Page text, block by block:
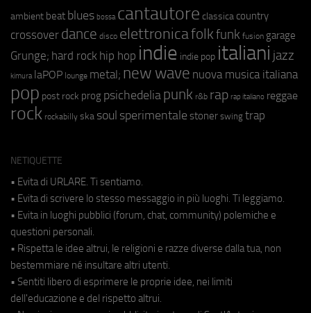
ambient beat blues bossa cantautore classica country
crossover dance disco elettronicafolkfunk fusion garage
Grunge; hard rock hip hop indie indie pop italiani jazz
kimura laPOP lounge metal; new wave nuova musica italiana
pop post rock prog psichedeliapunk r&b rap rap italiano reggae
rock rockabilly ska soul sperimentale stoner swing trap
NETIQUETTE
• Evita di URLARE. Ti sentiamo.
• Evita di scrivere lo stesso messaggio in più luoghi. Ti leggiamo.
• Evita in luoghi pubblici (forum, chat, community) polemiche e
questioni personali.
• Rispetta le idee altrui, le religioni e razze diverse dalla tua, non
bestemmiare né insultare altri utenti.
• Sentiti libero di esprimere le proprie idee, nei limiti
dell'educazione e del rispetto altrui.